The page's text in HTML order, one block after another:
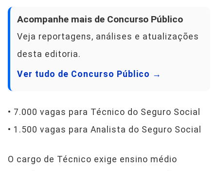
Acompanhe mais de Concurso Público
Veja reportagens, análises e atualizações
desta editoria.
Ver tudo de Concurso Público →
• 7.000 vagas para Técnico do Seguro Social
• 1.500 vagas para Analista do Seguro Social
O cargo de Técnico exige ensino médio